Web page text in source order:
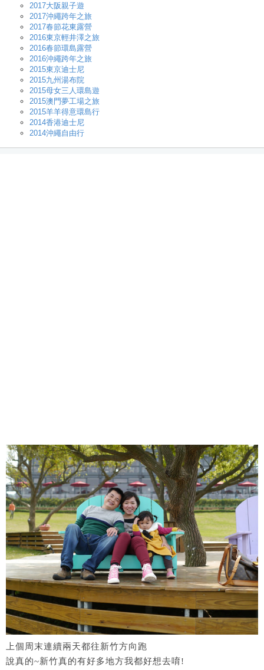
2017大阪親子遊
2017沖繩跨年之旅
2017春節花東露營
2016東京輕井澤之旅
2016春節環島露營
2016沖繩跨年之旅
2015東京迪士尼
2015九州湯布院
2015母女三人環島遊
2015澳門夢工場之旅
2015羊羊得意環島行
2014香港迪士尼
2014沖繩自由行
上個周末連續兩天都往新竹方向跑
說真的~新竹真的有好多地方我都好想去唷!